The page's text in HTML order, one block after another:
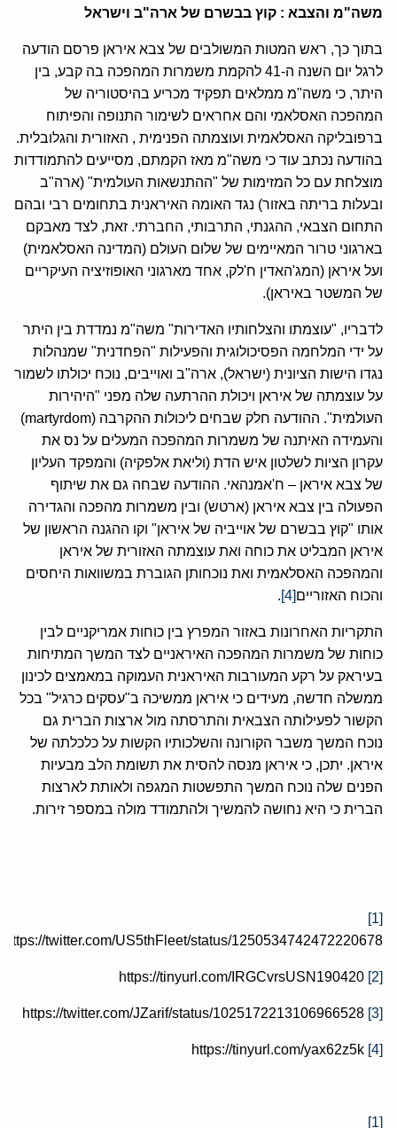
משה"מ והצבא : קוץ בבשרם של ארה"ב וישראל
בתוך כך, ראש המטות המשולבים של צבא איראן פרסם הודעה
לרגל יום השנה ה-41 להקמת משמרות המהפכה בה קבע, בין
היתר, כי משה"מ ממלאים תפקיד מכריע בהיסטוריה של
המהפכה האסלאמי והם אחראים לשימור התנופה והפיתוח
ברפובליקה האסלאמית ועוצמתה הפנימית , האזורית והגלובלית.
בהודעה נכתב עוד כי משה"מ מאז הקמתם, מסייעים להתמודדות
מוצלחת עם כל המזימות של "ההתנשאות העולמית" (ארה"ב
ובעלות בריתה באזור) נגד האומה האיראנית בתחומים רבי ובהם
התחום הצבאי, ההגנתי, התרבותי, החברתי. זאת, לצד מאבקם
בארגוני טרור המאיימים של שלום העולם (המדינה האסלאמית)
ועל איראן (המג'האדין ח'לק, אחד מארגוני האופוזיציה העיקריים
של המשטר באיראן).
לדבריו, "עוצמתו והצלחותיו האדירות" משה"מ נמדדת בין היתר
על ידי המלחמה הפסיכולוגית והפעילות "הפחדנית" שמנהלות
נגדו הישות הציונית (ישראל), ארה"ב ואוייבים, נוכח יכולתו לשמור
על עוצמתה של איראן ויכולת ההרתעה שלה מפני "היהירות
העולמית". ההודעה חלק שבחים ליכולות ההקרבה (martyrdom)
והעמידה האיתנה של משמרות המהפכה המעלים על נס את
עקרון הציות לשלטון איש הדת (וליאת אלפקיה) והמפקד העליון
של צבא איראן – ח'אמנהאי. ההודעה שבחה גם את שיתוף
הפעולה בין צבא איראן (ארטש) ובין משמרות מהפכה והגדירה
אותו "קוץ בבשרם של אוייביה של איראן" וקו ההגנה הראשון של
איראן המבליט את כוחה ואת עוצמתה האזורית של איראן
והמהפכה האסלאמית ואת נוכחותן הגוברת במשוואות היחסים
והכוח האזוריים
.
התקריות האחרונות באזור המפרץ בין כוחות אמריקניים לבין
כוחות של משמרות המהפכה האיראניים לצד המשך המתיחות
בעיראק על רקע המעורבות האיראנית העמוקה במאמצים לכינון
ממשלה חדשה, מעידים כי איראן ממשיכה ב"עסקים כרגיל" בכל
הקשור לפעילותה הצבאית והתרסתה מול ארצות הברית גם
נוכח המשך משבר הקורונה והשלכותיו הקשות על כלכלתה של
איראן. יתכן, כי איראן מנסה להסית את תשומת הלב מבעיות
הפנים שלה נוכח המשך התפשטות המגפה ולאותת לארצות
הברית כי היא נחושה להמשיך ולהתמודד מולה במספר זירות.
https://twitter.com/US5thFleet/status/1250534742472220678